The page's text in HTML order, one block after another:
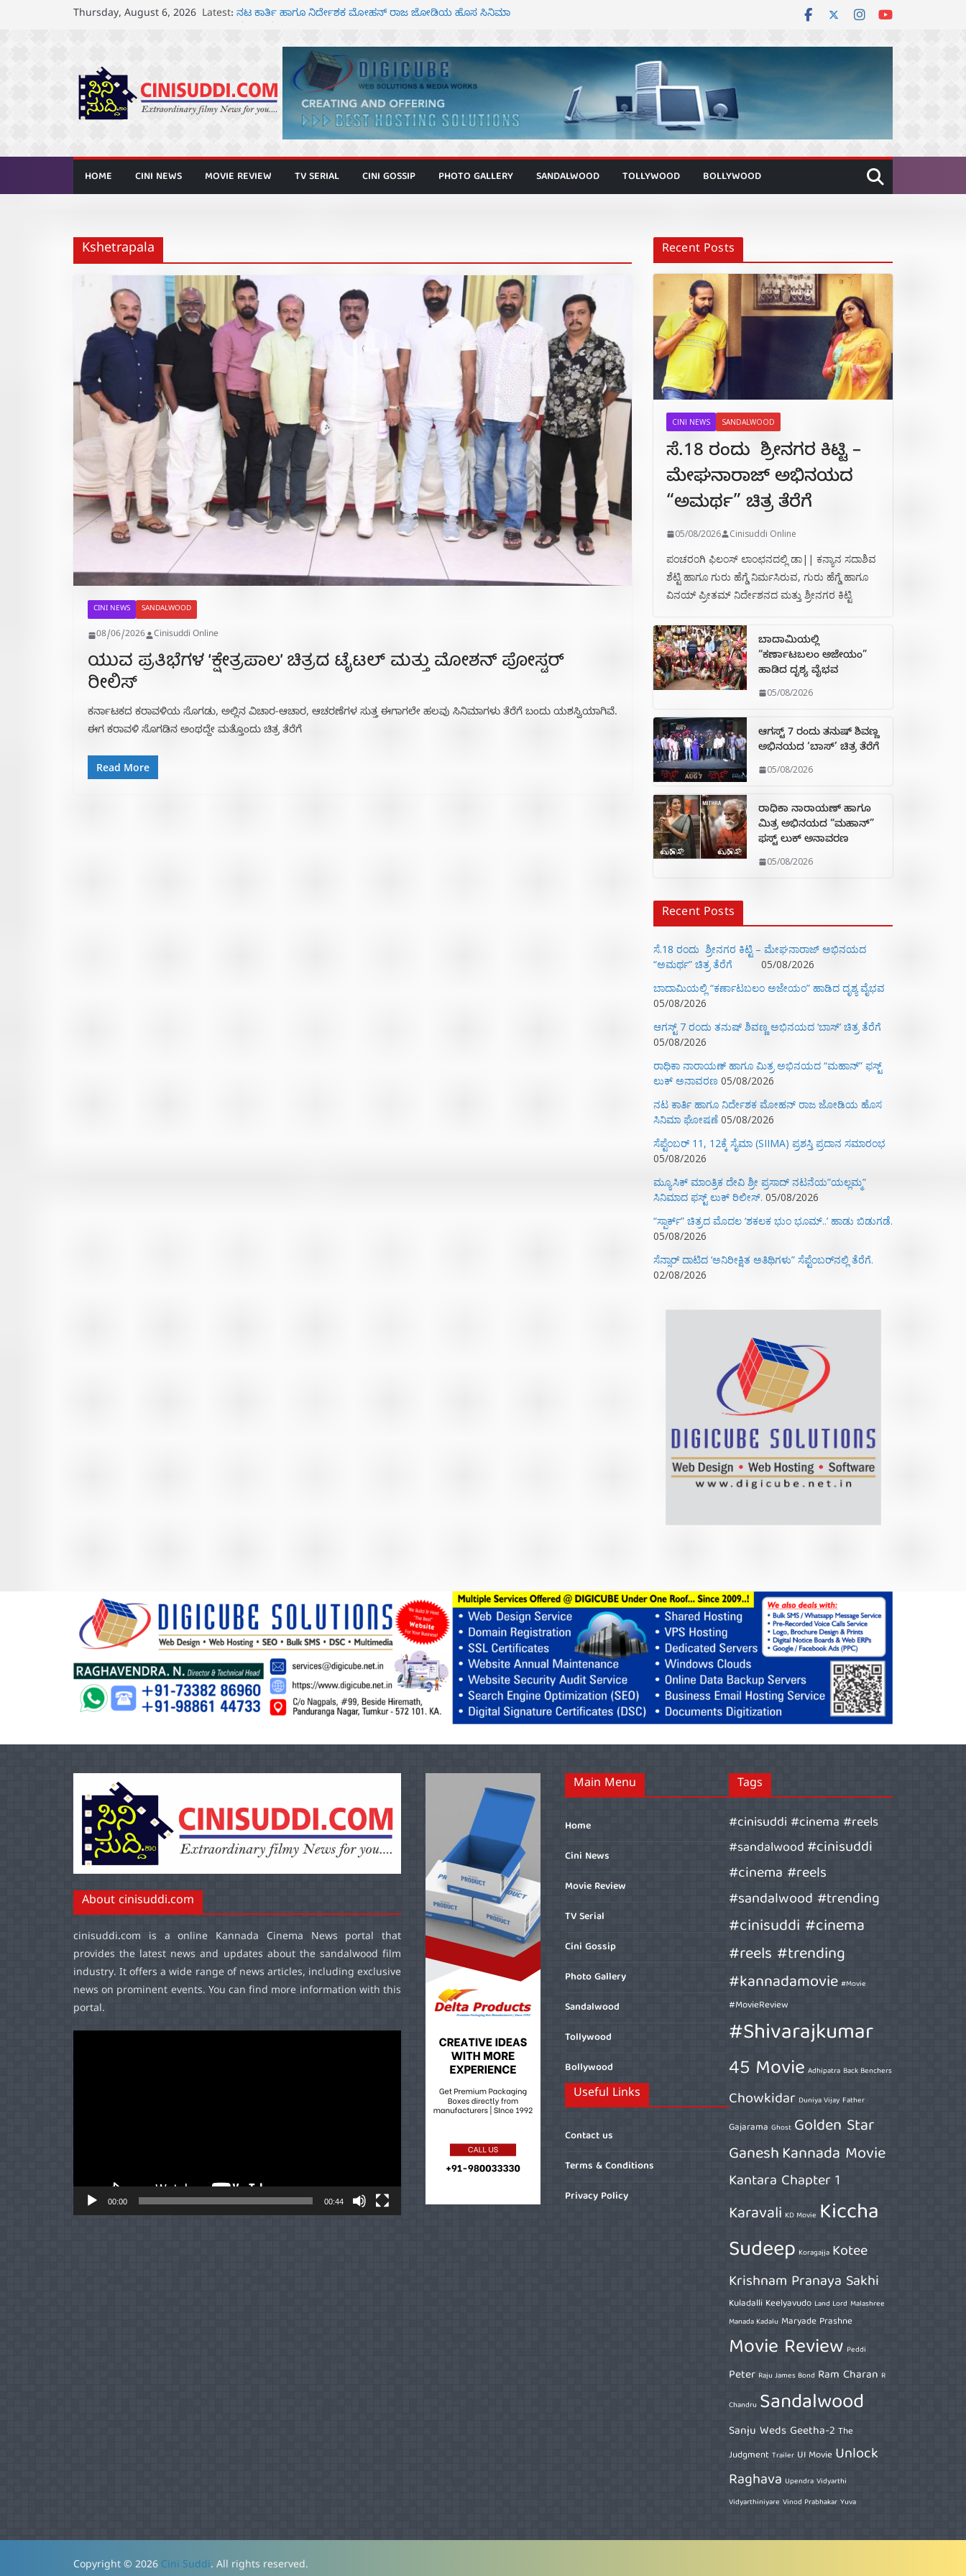
Thursday, August 6, 2026 Latest: ನಟ ಕಾರ್ತಿ ಹಾಗೂ ನಿರ್ದೇಶಕ ಮೋಹನ್ ರಾಜ ಜೋಡಿಯ ಹೊಸ ಸಿನಿಮಾ
ಬಾದಾಮಿಯಲ್ಲಿ “ಕರ್ಣಾಟಬಲಂ ಅಜೇಯಂ” ಹಾಡಿದ ದೃಶ್ಯ ವೈಭವ
ಆಗಸ್ಟ್ 7 ರಂದು ತನುಷ್ ಶಿವಣ್ಣ ಅಭಿನಯದ ‘ಬಾಸ್’ ಚಿತ್ರ ತೆರೆಗೆ
ರಾಧಿಕಾ ನಾರಾಯಣ್ ಹಾಗೂ ಮಿತ್ರ ಅಭಿನಯದ “ಮಹಾನ್” ಫಸ್ಟ್ ಲುಕ್
ಅನಾವರಣ
HOME CINI NEWS MOVIE REVIEW TV SERIAL CINI GOSSIP PHOTO GALLERY SANDALWOOD TOLLYWOOD BOLLYWOOD
Kshetrapala
CINI NEWS SANDALWOOD
08/06/2026 Cinisuddi Online
ಯುವ ಪ್ರತಿಭೆಗಳ ‘ಕ್ಷೇತ್ರಪಾಲ’ ಚಿತ್ರದ ಟೈಟಲ್ ಮತ್ತು ಮೋಶನ್ ಪೋಸ್ಟರ್
ರೀಲಿಸ್
ಕರ್ನಾಟಕದ ಕರಾವಳಿಯ ಸೊಗಡು, ಅಲ್ಲಿನ ವಿಚಾರ-ಆಚಾರ, ಆಚರಣೆಗಳ ಸುತ್ತ ಈಗಾಗಲೇ ಹಲವು ಸಿನಿಮಾಗಳು ತೆರೆಗೆ ಬಂದು ಯಶಸ್ವಿಯಾಗಿವೆ.
ಈಗ ಕರಾವಳಿ ಸೊಗಡಿನ ಅಂಥದ್ದೇ ಮತ್ತೊಂದು ಚಿತ್ರ ತೆರೆಗೆ
Read More
Recent Posts
CINI NEWS SANDALWOOD
ಸೆ.18 ರಂದು ಶ್ರೀನಗರ ಕಿಟ್ಟಿ –
ಮೇಘನಾರಾಜ್ ಅಭಿನಯದ
“ಅಮರ್ಥ” ಚಿತ್ರ ತೆರೆಗೆ
05/08/2026 Cinisuddi Online
ಪಂಚರಂಗಿ ಫಿಲಂಸ್ ಲಾಂಛನದಲ್ಲಿ ಡಾ|| ಕನ್ಯಾನ ಸದಾಶಿವ
ಶೆಟ್ಟಿ ಹಾಗೂ ಗುರು ಹೆಗ್ಡೆ ನಿರ್ಮಸಿರುವ, ಗುರು ಹೆಗ್ಡೆ ಹಾಗೂ
ವಿನಯ್ ಪ್ರೀತಮ್ ನಿರ್ದೇಶನದ ಮತ್ತು ಶ್ರೀನಗರ ಕಿಟ್ಟಿ
ಬಾದಾಮಿಯಲ್ಲಿ
“ಕರ್ಣಾಟಬಲಂ ಅಜೇಯಂ”
ಹಾಡಿದ ದೃಶ್ಯ ವೈಭವ
05/08/2026
ಆಗಸ್ಟ್ 7 ರಂದು ತನುಷ್ ಶಿವಣ್ಣ
ಅಭಿನಯದ ‘ಬಾಸ್’ ಚಿತ್ರ ತೆರೆಗೆ
05/08/2026
ರಾಧಿಕಾ ನಾರಾಯಣ್ ಹಾಗೂ
ಮಿತ್ರ ಅಭಿನಯದ “ಮಹಾನ್”
ಫಸ್ಟ್ ಲುಕ್ ಅನಾವರಣ
05/08/2026
Recent Posts
ಸೆ.18 ರಂದು ಶ್ರೀನಗರ ಕಿಟ್ಟಿ – ಮೇಘನಾರಾಜ್ ಅಭಿನಯದ
“ಅಮರ್ಥ” ಚಿತ್ರ ತೆರೆಗೆ
05/08/2026
ಬಾದಾಮಿಯಲ್ಲಿ “ಕರ್ಣಾಟಬಲಂ ಅಜೇಯಂ” ಹಾಡಿದ ದೃಶ್ಯ ವೈಭವ
05/08/2026
ಆಗಸ್ಟ್ 7 ರಂದು ತನುಷ್ ಶಿವಣ್ಣ ಅಭಿನಯದ ‘ಬಾಸ್’ ಚಿತ್ರ ತೆರೆಗೆ
05/08/2026
ರಾಧಿಕಾ ನಾರಾಯಣ್ ಹಾಗೂ ಮಿತ್ರ ಅಭಿನಯದ “ಮಹಾನ್” ಫಸ್ಟ್
ಲುಕ್ ಅನಾವರಣ 05/08/2026
ನಟ ಕಾರ್ತಿ ಹಾಗೂ ನಿರ್ದೇಶಕ ಮೋಹನ್ ರಾಜ ಜೋಡಿಯ ಹೊಸ
ಸಿನಿಮಾ ಘೋಷಣೆ 05/08/2026
ಸೆಪ್ಟೆಂಬರ್ 11, 12ಕ್ಕೆ ಸೈಮಾ (SIIMA) ಪ್ರಶಸ್ತಿ ಪ್ರದಾನ ಸಮಾರಂಭ
05/08/2026
ಮ್ಯೂಸಿಕ್‌ ಮಾಂತ್ರಿಕ ದೇವಿ ಶ್ರೀ ಪ್ರಸಾದ್ ನಟನೆಯ”ಯಲ್ಲಮ್ಮ”
ಸಿನಿಮಾದ ಫಸ್ಟ್‌ ಲುಕ್‌ ರಿಲೀಸ್. 05/08/2026
“ಸ್ಪಾರ್ಕ್” ಚಿತ್ರದ ಮೊದಲ‌ ‘ಶಕಲಕ ಭುಂ‌ ಭೂಮ್..’ ಹಾಡು ಬಿಡುಗಡೆ.
05/08/2026
ಸೆನ್ಸಾರ್ ದಾಟಿದ ‘ಅನಿರೀಕ್ಷಿತ ಅತಿಥಿಗಳು” ಸೆಪ್ಟೆಂಬರ್‌ನಲ್ಲಿ ತೆರೆಗೆ.
02/08/2026
About cinisuddi.com
cinisuddi.com is a online Kannada Cinema News portal that
provides the latest news and updates about the sandalwood film
industry. It offers a wide range of news articles, including exclusive
news on prominent events. You can find more information with this
portal.
00:00 00:44
Main Menu
Home
Cini News
Movie Review
TV Serial
Cini Gossip
Photo Gallery
Sandalwood
Tollywood
Bollywood
Useful Links
Contact us
Terms & Conditions
Privacy Policy
Tags
#cinisuddi #cinema #reels
#sandalwood#cinisuddi
#cinema #reels
#sandalwood #trending
#cinisuddi #cinema
#reels #trending
#kannadamovie #Movie
#MovieReview
#Shivarajkumar
45 Movie Adhipatra Back Benchers
Chowkidar Duniya Vijay Father
Gajarama Ghost Golden Star
GaneshKannada Movie
Kantara Chapter 1
Karavali KD Movie Kiccha
Sudeep Koragajja Kotee
Krishnam Pranaya Sakhi
Kuladalli Keelyavudo Land Lord Malashree
Manada Kadalu Maryade Prashne
Movie Review Peddi
Peter Raju James Bond Ram Charan R
Chandru Sandalwood
Sanju Weds Geetha-2 The
Judgment Trailer UI Movie Unlock
Raghava Upendra Vidyarthi
Vidyarthiniyare Vinod Prabhakar Yuva
Copyright © 2026 Cini Suddi. All rights reserved.